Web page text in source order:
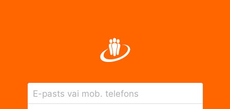
E-pasts vai mob. telefons